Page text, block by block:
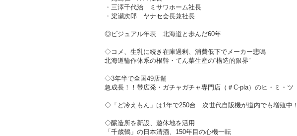
・三澤千代治 ミサワホーム社長
・梁瀬次郎 ヤナセ会長兼社長
◎ビジュアル年表 北海道と歩んだ60年
◇コメ、生乳に続き在庫過剰、消費低下でメーカー悲鳴
北海道輪作体系の根幹・てん菜生産の“構造的限界”
◇3年半で全国49店舗
急成長！！帯広発・ガチャガチャ専門店（＃C-pla）のヒ・ミ・ツ
◇「ど冷えもん」は1年で250台 次世代自販機が道内でも増殖中！
◇醸造所を新設、遊休地を活用
「千歳鶴」の日本清酒、150年目の心機一転